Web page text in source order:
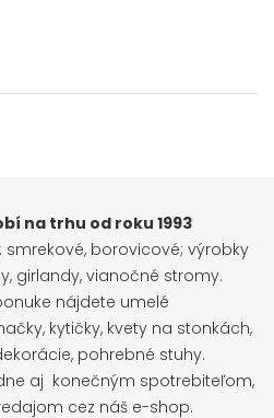
na trhu od roku 1993
borovicové; výrobky
girlandy, vianočné stromy.
nájdete umelé
kytičky, kvety na stonkách,
pohrebné stuhy.
aj konečným spotrebiteľom,
cez náš e-shop.